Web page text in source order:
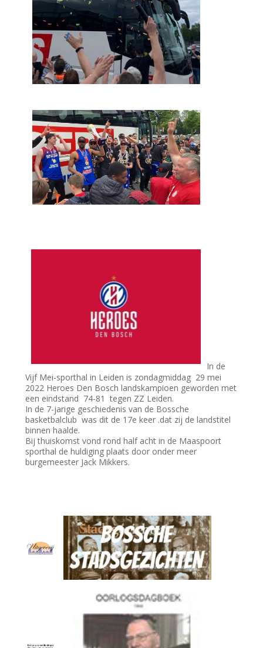
In de
Vijf Mei-sporthal in Leiden is zondagmiddag 29 mei
2022 Heroes Den Bosch landskampioen geworden met
een eindstand 74-81 tegen ZZ Leiden.
In de 7-jarige geschiedenis van de Bossche
basketbalclub was dit de 17e keer .dat zij de landstitel
binnen haalde.
Bij thuiskomst vond rond half acht in de Maaspoort
sporthal de huldiging plaats door onder meer
burgemeester Jack Mikkers.